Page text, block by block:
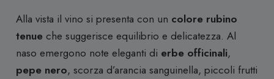
Alla vista il vino si presenta con un colore rubino
tenue che suggerisce equilibrio e delicatezza. Al
naso emergono note eleganti di erbe officinali,
pepe nero, scorza d’arancia sanguinella, piccoli frutti